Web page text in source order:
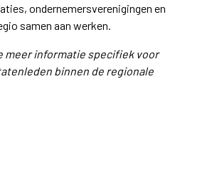
ondernemersverenigingen en
samen aan werken.
meer informatie specifiek voor
binnen de regionale